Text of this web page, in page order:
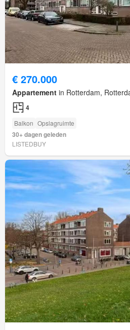
€ 270.000
Appartement in Rotterdam,
4
Balkon Opslagruimte
30+ dagen geleden
LISTEDBUY